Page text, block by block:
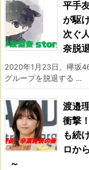
平手
が駆
次ぐ
奈脱
2020年1月23日、欅坂
グループを脱退する ...
渡邉
衝撃
も続
ロか
～